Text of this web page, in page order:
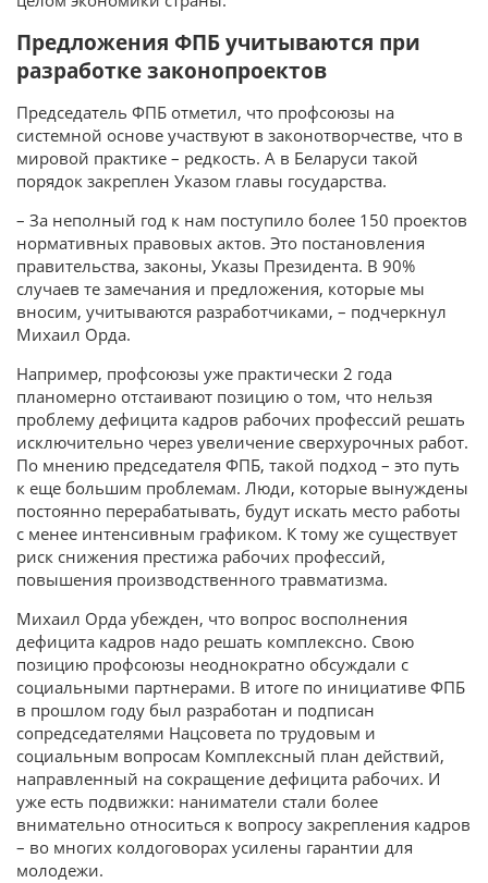
Предложения ФПБ учитываются при
разработке законопроектов
Председатель ФПБ отметил, что профсоюзы на
системной основе участвуют в законотворчестве, что в
мировой практике – редкость. А в Беларуси такой
порядок закреплен Указом главы государства.
– За неполный год к нам поступило более 150 проектов
нормативных правовых актов. Это постановления
правительства, законы, Указы Президента. В 90%
случаев те замечания и предложения, которые мы
вносим, учитываются разработчиками, – подчеркнул
Михаил Орда.
Например, профсоюзы уже практически 2 года
планомерно отстаивают позицию о том, что нельзя
проблему дефицита кадров рабочих профессий решать
исключительно через увеличение сверхурочных работ.
По мнению председателя ФПБ, такой подход – это путь
к еще большим проблемам. Люди, которые вынуждены
постоянно перерабатывать, будут искать место работы
с менее интенсивным графиком. К тому же существует
риск снижения престижа рабочих профессий,
повышения производственного травматизма.
Михаил Орда убежден, что вопрос восполнения
дефицита кадров надо решать комплексно. Свою
позицию профсоюзы неоднократно обсуждали с
социальными партнерами. В итоге по инициативе ФПБ
в прошлом году был разработан и подписан
сопредседателями Нацсовета по трудовым и
социальным вопросам Комплексный план действий,
направленный на сокращение дефицита рабочих. И
уже есть подвижки: наниматели стали более
внимательно относиться к вопросу закрепления кадров
– во многих колдоговорах усилены гарантии для
молодежи.